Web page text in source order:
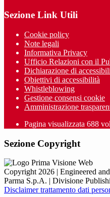
Sezione Link Utili
Cookie policy
Note legali
Informativa Privacy
Ufficio Relazioni con il
Dichiarazione di
Obiettivi di accessibilità
Whistleblowing
Gestione consensi cookie
Amministrazione
Pagina visualizzata 688
Sezione Copyright
Copyright 2026 | Engineered
Parma S.p.A. | Divisione
Disclaimer trattamento dati